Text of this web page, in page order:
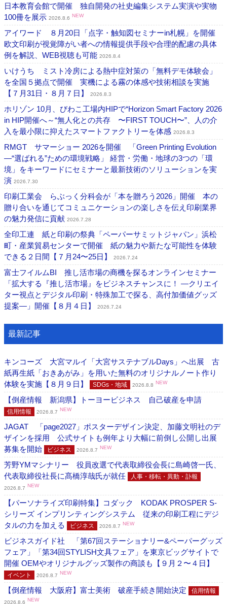
日本教育会館で開催 独自開発の社史編集システム実演や実物
100冊を展示 2026.8.6 NEW
アイワード ８月20日「点字・触知図セミナーin札幌」を開催
欧文印刷が視覚障がい者への情報提供手段や合理的配慮の具体
例を解説、WEB視聴も可能 2026.8.4
いけうち ミスト冷房による熱中症対策の「無料デモ体験会」
を全国５拠点で開催 実機による霧の体感や技術相談を実施
【７月31日・８月７日】
2026.8.3
ホリゾン 10月、びわこ工場内HIPで“Horizon Smart Factory 2026
in HIP開催へ～“無人化との共存 〜FIRST TOUCH〜”、人の介
入を最小限に抑えたスマートファクトリーを体感 2026.8.3
RMGT サマーショー 2026を開催 「Green Printing Evolution
―“選ばれる”ための環境戦略」 経営・労働・地球の3つの「環
境」をキーワードにセミナーと最新技術のソリューションを実
演 2026.7.30
印刷工業会 らぶっく分科会が「本を贈ろう2026」開催 本の
贈り合いを通じてコミュニケーションの楽しさを伝え印刷業界
の魅力発信に貢献 2026.7.28
全印工連 紙と印刷の祭典「ペーパーサミットジャパン」浜松
町・産業貿易センターで開催 紙の魅力や新たな可能性を体験
できる２日間【７月24〜25日】
2026.7.24
富士フイルムBI 推し活市場の商機を探るオンラインセミナー
「拡大する『推し活市場』をビジネスチャンスに！ ―クリエイ
ター視点とデジタル印刷・特殊加工で探る、高付加価値グッズ
提案―」開催【８月４日】
2026.7.24
最新記事
キンコーズ 大宮マルイ「大宮サステナブルDays」へ出展 古
紙再生紙「おきあがみ」を用いた無料のオリジナルノート作り
体験を実施【８月９日】
SDGs・地域 2026.8.8 NEW
【倒産情報 新潟県】トーヨービジネス 自己破産を申請
信用情報 2026.8.7 NEW
JAGAT 「page2027」ポスターデザイン決定、加藤文明社のデ
ザインを採用 公式サイトも例年より大幅に前倒し公開し出展
募集を開始
ビジネス 2026.8.7 NEW
芳野YMマシナリー 役員改選で代表取締役会長に島崎啓一氏、
代表取締役社長に髙橋淳哉氏が就任
人事・移転・異動・訃報
2026.8.7 NEW
【パーソナライズ印刷特集】コダック KODAK PROSPER S-
シリーズ インプリンティングシステム 従来の印刷工程にデジ
タルの力を加える
ビジネス 2026.8.7 NEW
ビジネスガイド社 「第67回ステーショナリー&ペーパーグッズ
フェア」「第34回STYLISH文具フェア」を東京ビッグサイトで
開催 OEMやオリジナルグッズ製作の商談も【９月２〜４日】
イベント 2026.8.7 NEW
【倒産情報 大阪府】富士美術 破産手続き開始決定 信用情報
2026.8.6 NEW